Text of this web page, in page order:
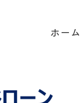
ホーム